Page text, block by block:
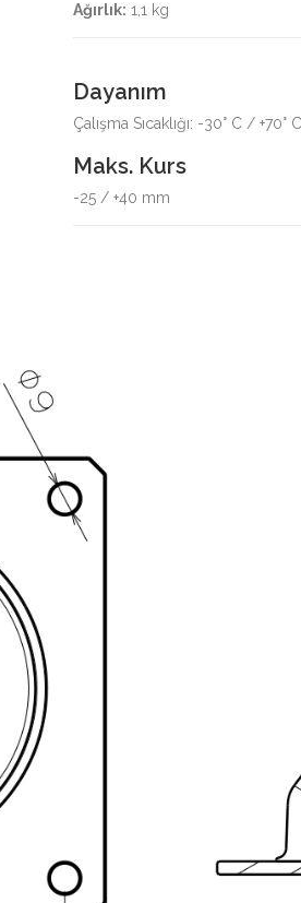
Ağırlık: 1,1 kg
Dayanım
Çalışma Sıcaklığı: -30° C / +70° C
Maks. Kurs
-25 / +40 mm